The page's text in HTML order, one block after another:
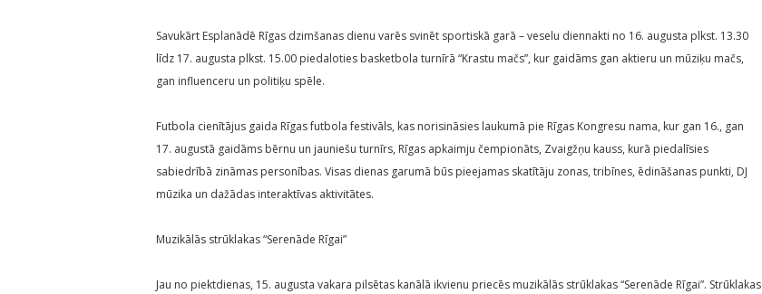
Savukārt Esplanādē Rīgas dzimšanas dienu varēs svinēt sportiskā garā – veselu diennakti no 16. augusta plkst. 13.30
līdz 17. augusta plkst. 15.00 piedaloties basketbola turnīrā “Krastu mačs”, kur gaidāms gan aktieru un mūziķu mačs,
gan influenceru un politiķu spēle.
Futbola cienītājus gaida Rīgas futbola festivāls, kas norisināsies laukumā pie Rīgas Kongresu nama, kur gan 16., gan
17. augustā gaidāms bērnu un jauniešu turnīrs, Rīgas apkaimju čempionāts, Zvaigžņu kauss, kurā piedalīsies
sabiedrībā zināmas personības. Visas dienas garumā būs pieejamas skatītāju zonas, tribīnes, ēdināšanas punkti, DJ
mūzika un dažādas interaktīvas aktivitātes.
Muzikālās strūklakas “Serenāde Rīgai”
Jau no piektdienas, 15. augusta vakara pilsētas kanālā ikvienu priecēs muzikālās strūklakas “Serenāde Rīgai”. Strūklakas